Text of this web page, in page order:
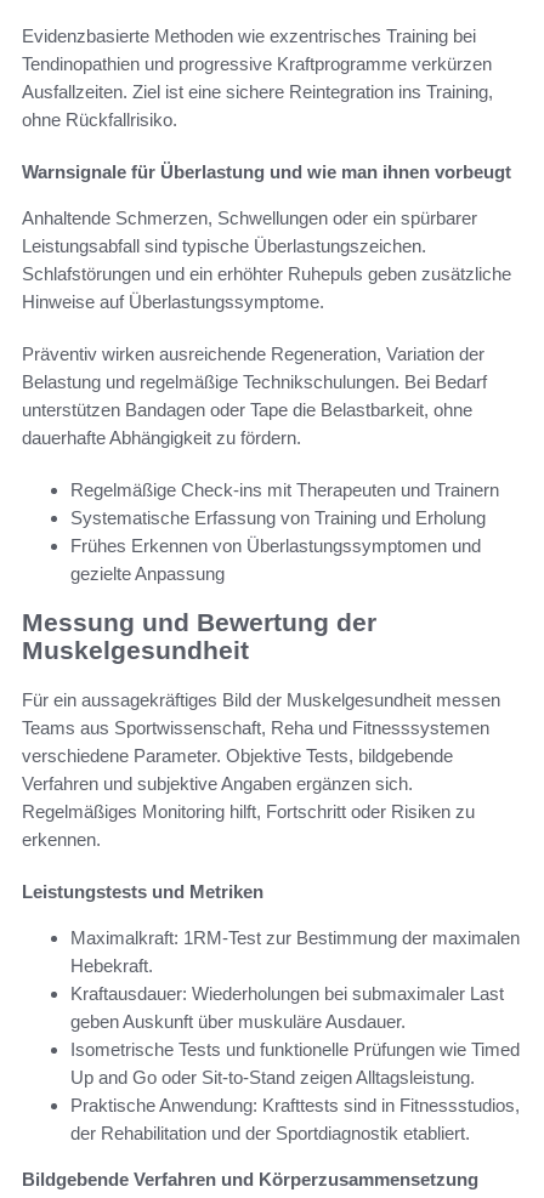
Evidenzbasierte Methoden wie exzentrisches Training bei
Tendinopathien und progressive Kraftprogramme verkürzen
Ausfallzeiten. Ziel ist eine sichere Reintegration ins Training,
ohne Rückfallrisiko.
Warnsignale für Überlastung und wie man ihnen vorbeugt
Anhaltende Schmerzen, Schwellungen oder ein spürbarer
Leistungsabfall sind typische Überlastungszeichen.
Schlafstörungen und ein erhöhter Ruhepuls geben zusätzliche
Hinweise auf Überlastungssymptome.
Präventiv wirken ausreichende Regeneration, Variation der
Belastung und regelmäßige Technikschulungen. Bei Bedarf
unterstützen Bandagen oder Tape die Belastbarkeit, ohne
dauerhafte Abhängigkeit zu fördern.
Regelmäßige Check-ins mit Therapeuten und Trainern
Systematische Erfassung von Training und Erholung
Frühes Erkennen von Überlastungssymptomen und
gezielte Anpassung
Messung und Bewertung der
Muskelgesundheit
Für ein aussagekräftiges Bild der Muskelgesundheit messen
Teams aus Sportwissenschaft, Reha und Fitnesssystemen
verschiedene Parameter. Objektive Tests, bildgebende
Verfahren und subjektive Angaben ergänzen sich.
Regelmäßiges Monitoring hilft, Fortschritt oder Risiken zu
erkennen.
Leistungstests und Metriken
Maximalkraft: 1RM-Test zur Bestimmung der maximalen
Hebekraft.
Kraftausdauer: Wiederholungen bei submaximaler Last
geben Auskunft über muskuläre Ausdauer.
Isometrische Tests und funktionelle Prüfungen wie Timed
Up and Go oder Sit-to-Stand zeigen Alltagsleistung.
Praktische Anwendung: Krafttests sind in Fitnessstudios,
der Rehabilitation und der Sportdiagnostik etabliert.
Bildgebende Verfahren und Körperzusammensetzung